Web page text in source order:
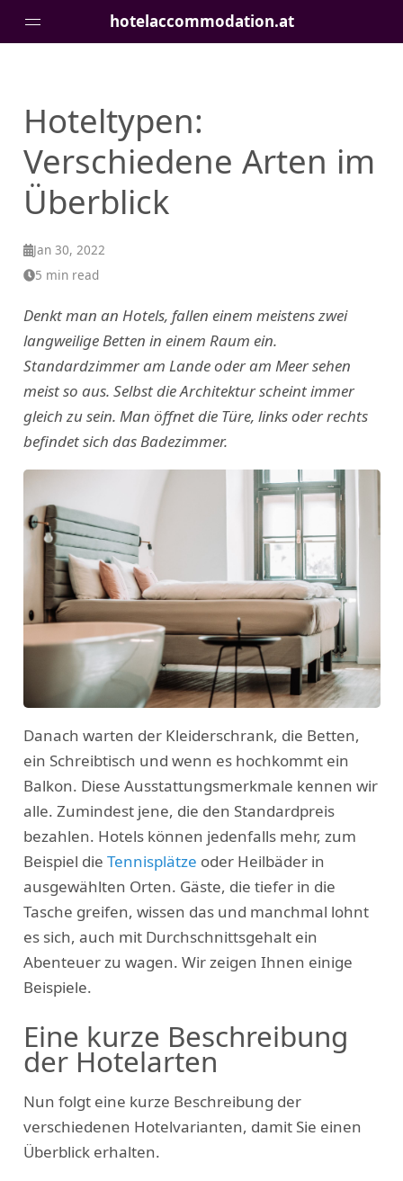
hotelaccommodation.at
Hoteltypen:
Verschiedene Arten im
Überblick
Jan 30, 2022
5 min read
Denkt man an Hotels, fallen einem meistens zwei
langweilige Betten in einem Raum ein.
Standardzimmer am Lande oder am Meer sehen
meist so aus. Selbst die Architektur scheint immer
gleich zu sein. Man öffnet die Türe, links oder rechts
befindet sich das Badezimmer.
Danach warten der Kleiderschrank, die Betten,
ein Schreibtisch und wenn es hochkommt ein
Balkon. Diese Ausstattungsmerkmale kennen wir
alle. Zumindest jene, die den Standardpreis
bezahlen. Hotels können jedenfalls mehr, zum
Beispiel die Tennisplätze oder Heilbäder in
ausgewählten Orten. Gäste, die tiefer in die
Tasche greifen, wissen das und manchmal lohnt
es sich, auch mit Durchschnittsgehalt ein
Abenteuer zu wagen. Wir zeigen Ihnen einige
Beispiele.
Eine kurze Beschreibung
der Hotelarten
Nun folgt eine kurze Beschreibung der
verschiedenen Hotelvarianten, damit Sie einen
Überblick erhalten.